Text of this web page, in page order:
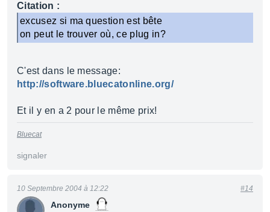
Citation :
excusez si ma question est bête
on peut le trouver où, ce plug in?
C'est dans le message:
http://software.bluecatonline.org/
Et il y en a 2 pour le même prix!
Bluecat
signaler
Anonyme
10 Septembre 2004 à 12:22 #14